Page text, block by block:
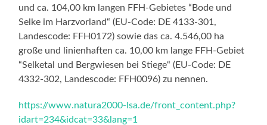
und ca. 104,00 km langen FFH-Gebietes “Bode und
Selke im Harzvorland“ (EU-Code: DE 4133-301,
Landescode: FFH0172) sowie das ca. 4.546,00 ha
große und linienhaften ca. 10,00 km lange FFH-Gebiet
“Selketal und Bergwiesen bei Stiege“ (EU-Code: DE
4332-302, Landescode: FFH0096) zu nennen.
https://www.natura2000-lsa.de/front_content.php?
idart=234&idcat=33&lang=1